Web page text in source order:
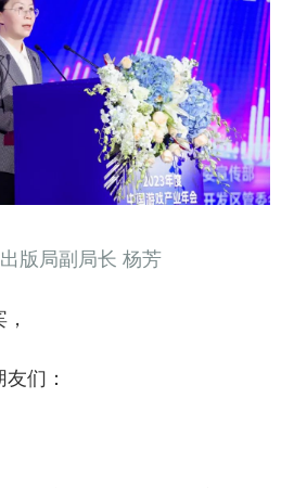
版局副局长 杨芳
们：